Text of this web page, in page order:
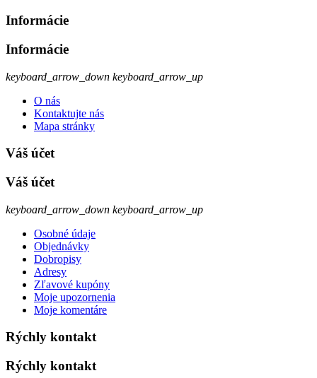
Informácie
Informácie
keyboard_arrow_down keyboard_arrow_up
O nás
Kontaktujte nás
Mapa stránky
Váš účet
Váš účet
keyboard_arrow_down keyboard_arrow_up
Osobné údaje
Objednávky
Dobropisy
Adresy
Zľavové kupóny
Moje upozornenia
Moje komentáre
Rýchly kontakt
Rýchly kontakt